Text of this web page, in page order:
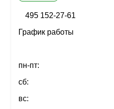
495 152-27-61
График работы
пн-пт:
сб:
вс: